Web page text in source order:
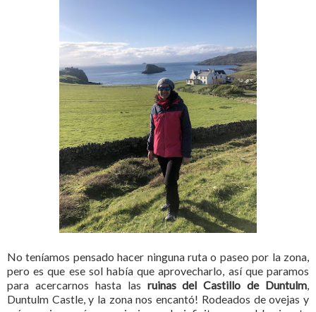
No teníamos pensado hacer ninguna ruta o paseo por la zona,
pero es que ese sol había que aprovecharlo, así que paramos
para acercarnos hasta las ruinas del Castillo de Duntulm,
Duntulm Castle, y la zona nos encantó! Rodeados de ovejas y